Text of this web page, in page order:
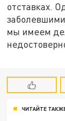
отставках.
мы имеем
ЧИТАЙТЕ